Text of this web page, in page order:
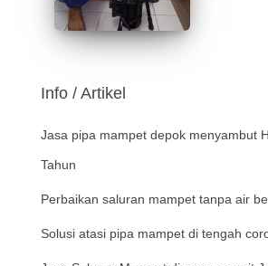
Info / Artikel
Jasa pipa mampet depok menyambut
Tahun
Perbaikan saluran mampet tanpa air
Solusi atasi pipa mampet di tengah